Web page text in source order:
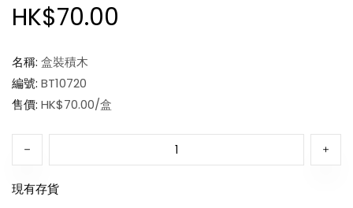
HK$70.00
名稱: 盒裝積木
編號: BT10720
售價: HK$70.00/盒
現有存貨